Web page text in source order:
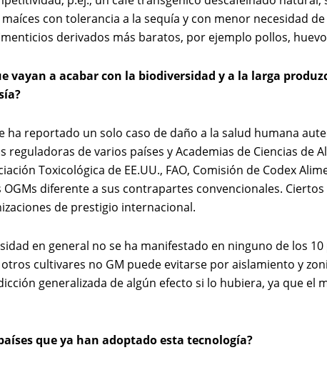
con tolerancia a la sequía y con menor necesidad
derivados más baratos, por ejemplo pollos,
vayan a acabar con la biodiversidad y a la larga
ha reportado un solo caso de daño a la salud humana
reguladoras de varios países y Academias de Ciencias de
Toxicológica de EE.UU., FAO, Comisión de Codex
diferente a sus contrapartes convencionales.
de prestigio internacional.
en general no se ha manifestado en ninguno de los
cultivares no GM puede evitarse por aislamiento y
generalizada de algún efecto si lo hubiera, ya que el
que ya han adoptado esta tecnología?